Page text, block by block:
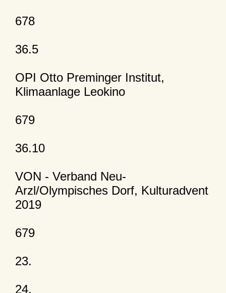
678
36.5
OPI Otto Preminger Institut,
Klimaanlage Leokino
679
36.10
VON - Verband Neu-
Arzl/Olympisches Dorf, Kulturadvent
2019
679
23.
24.